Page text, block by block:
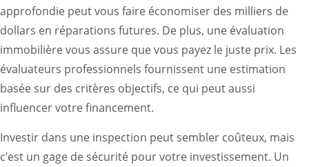
approfondie peut vous faire économiser des milliers de
dollars en réparations futures. De plus, une évaluation
immobilière vous assure que vous payez le juste prix. Les
évaluateurs professionnels fournissent une estimation
basée sur des critères objectifs, ce qui peut aussi
influencer votre financement.
Investir dans une inspection peut sembler coûteux, mais
c’est un gage de sécurité pour votre investissement. Un